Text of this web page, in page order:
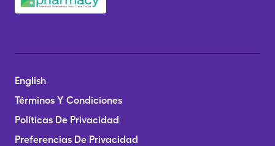
English
Términos Y Condiciones
Políticas De Privacidad
Preferencias De Privacidad